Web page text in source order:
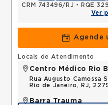
CRM 743496/RJ • RQE
Ver
Agende
Locais de Atendimento
Centro Médico Rio
Rua Augusto Camossa
Rio de Janeiro, RJ,
Barra Trauma